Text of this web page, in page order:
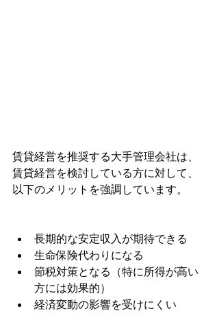
賃貸経営を推奨する大手管理会社は、
賃貸経営を検討している方に対して、
以下のメリットを強調しています。
長期的な安定収入が期待できる
生命保険代わりになる
節税対策となる（特に所得が高い
方には効果的）
経済変動の影響を受けにくい